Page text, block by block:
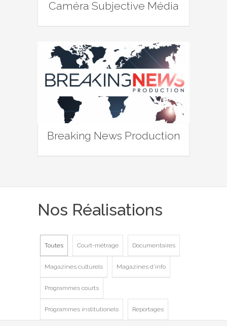
Caméra Subjective Média
Breaking News Production
Nos Réalisations
Toutes Court-métrage Documentaires
Magazines culturels Magazines d'info
Programmes courts
Programmes institutionels Reportages